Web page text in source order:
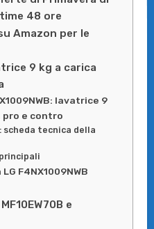
48 ore
Amazon per le
9 kg a carica
lavatrice 9
e contro
scheda tecnica della
F4NX1009NWB
e